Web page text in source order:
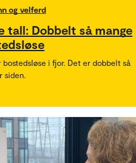
og velferd
tall: Dobbelt så mange
i fjor. Det er dobbelt så
siden.